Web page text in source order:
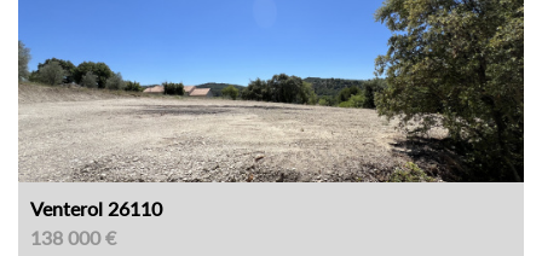
Venterol 26110
138 000 €